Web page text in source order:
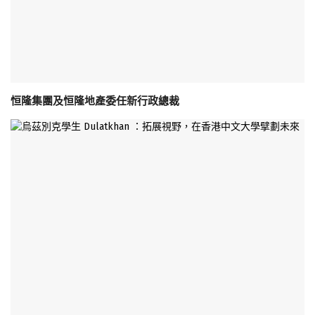
恒隆集團及恒隆地產委任新行政總裁